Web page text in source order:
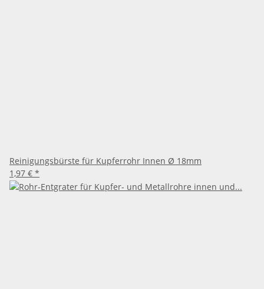
Reinigungsbürste für Kupferrohr Innen Ø 18mm
1,97 € *